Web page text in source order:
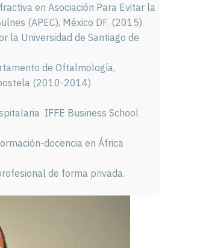
en Asociación Para Evitar la
(APEC), México DF. (2015)
la Universidad de Santiago de
de Oftalmología,
(2010-2014)
IFFE Business School
docencia en África
de forma privada.